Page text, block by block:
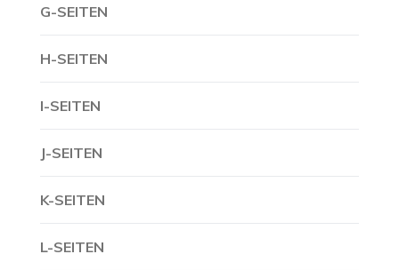
G-SEITEN
H-SEITEN
I-SEITEN
J-SEITEN
K-SEITEN
L-SEITEN